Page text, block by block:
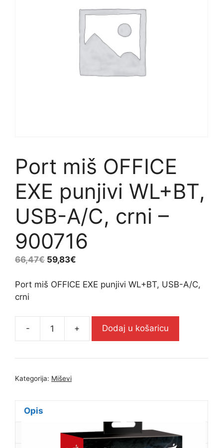
Port miš OFFICE
EXE punjivi WL+BT,
USB-A/C, crni –
900716
66,47€ 59,83€
Port miš OFFICE EXE punjivi WL+BT, USB-A/C,
crni
-
Port
OFFICE
A/C,
crni
+ Dodaj u košaricu
Kategorija: Miševi
Opis
Dodatne informacije